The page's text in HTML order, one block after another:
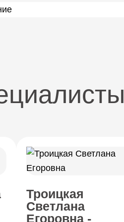
Троицкая
Светлана
Егоровна -